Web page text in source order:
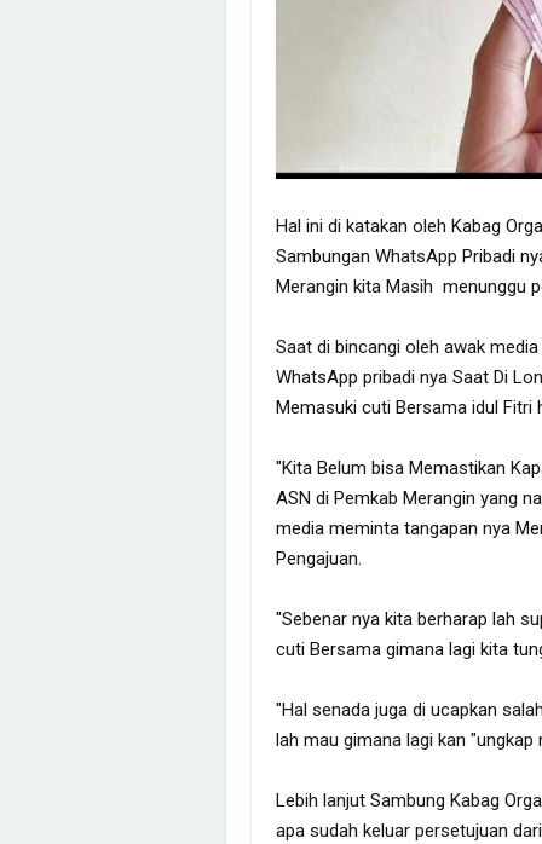
Hal ini di katakan oleh Kabag
Sambungan WhatsApp Pribadi
Merangin kita Masih menunggu
Saat di bincangi oleh awak
WhatsApp pribadi nya Saat Di
Memasuki cuti Bersama idul Fitri
"Kita Belum bisa Memastikan
ASN di Pemkab Merangin yang
media meminta tangapan nya
Pengajuan.
"Sebenar nya kita berharap lah
cuti Bersama gimana lagi kita
"Hal senada juga di ucapkan
lah mau gimana lagi kan "ungkap
Lebih lanjut Sambung Kabag
apa sudah keluar persetujuan